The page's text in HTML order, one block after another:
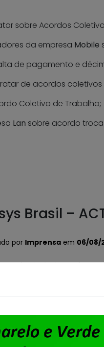
sobre Acordos
da empresa Mobile
de pagamento e
de acordos
Coletivo de Trabalho;
Lan sobre acordo
Brasil –
por Imprensa em 06/08/
do Sindpd-RJ
Coletivo de Trabalho
para
sindpdrj.org.br/wp-
mais